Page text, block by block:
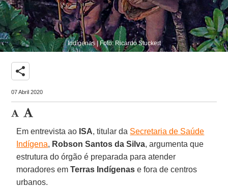
Indígenas | Foto: Ricardo Stuckert
share
07 Abril 2020
Em entrevista ao ISA, titular da Secretaria de Saúde
Indígena, Robson Santos da Silva, argumenta que
estrutura do órgão é preparada para atender
moradores emTerras Indígenas e fora de centros
urbanos.